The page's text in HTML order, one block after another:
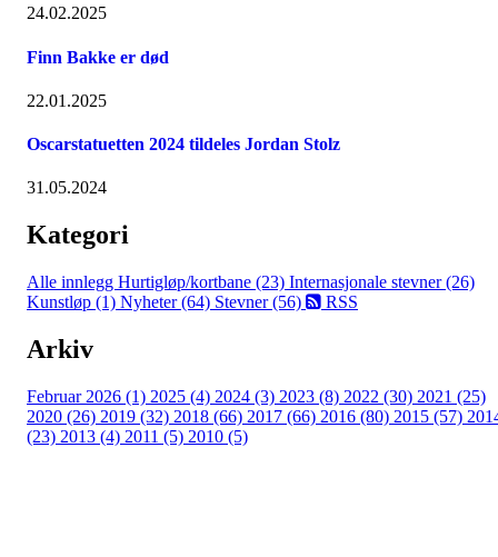
24.02.2025
Finn Bakke er død
22.01.2025
Oscarstatuetten 2024 tildeles Jordan Stolz
31.05.2024
Kategori
Alle innlegg Hurtigløp/kortbane (23) Internasjonale stevner (26)
Kunstløp (1) Nyheter (64) Stevner (56) RSS
Arkiv
Februar 2026 (1) 2025 (4) 2024 (3) 2023 (8) 2022 (30) 2021 (25)
2020 (26) 2019 (32) 2018 (66) 2017 (66) 2016 (80) 2015 (57)
(23) 2013 (4) 2011 (5) 2010 (5)